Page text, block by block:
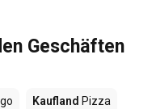
Geschäften
Kaufland Pizza